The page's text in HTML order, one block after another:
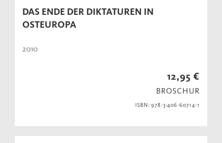
DAS ENDE DER DIKTATUREN IN
OSTEUROPA
2010
12,95 €
BROSCHUR
ISBN: 978-3-406-60714-1